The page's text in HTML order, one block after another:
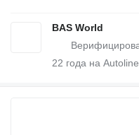
BAS World
22 года на Autoline